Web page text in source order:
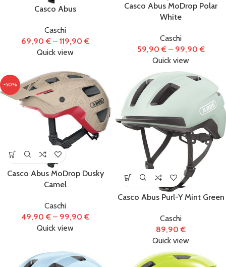
Ricambi(273)
Monopattino
Elettrico(26)
Tag prodotto
Casco Abus
Caschi
69,90€ – 119,90€
Quick view
Casco Abus MoDrop Polar
White
Caschi
59,90€– 99,90€
Quick view
-50%
Casco Abus MoDrop Dusky
Camel
Caschi
49,90€ – 99,90€
Quick view
Casco Abus Purl-Y Mint Green
Caschi
89,90€
Quick view